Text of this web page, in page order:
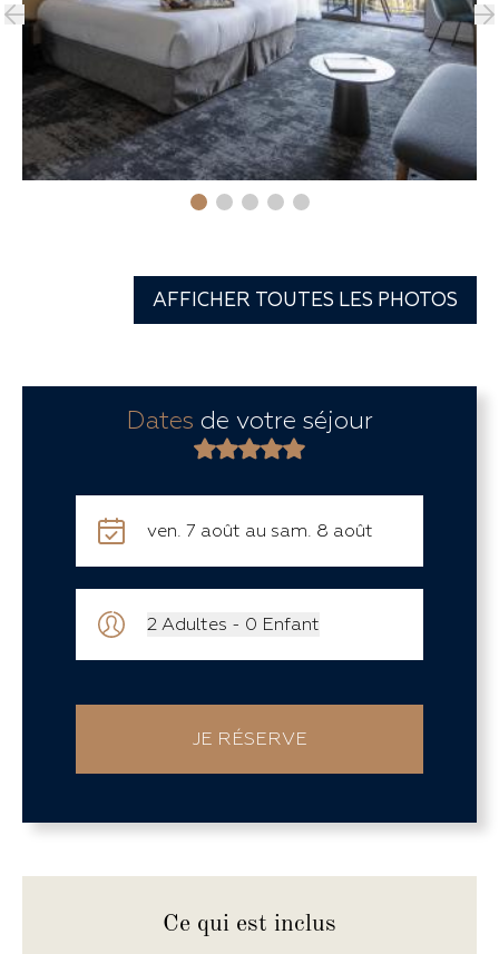
AFFICHER TOUTES LES PHOTOS
Ce qui est inclus
Dates de votre séjour
2 Adultes - 0 Enfant
-
- +
(0-3 ans) -
JE RÉSERVE